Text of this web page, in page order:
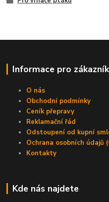
Informace pro
O nás
Obchodní podmínky
Ceník přepravy
Reklamační řád
Odstoupení od kupní
Ochrana osobních údajů
Kontakty
Kde nás najdete